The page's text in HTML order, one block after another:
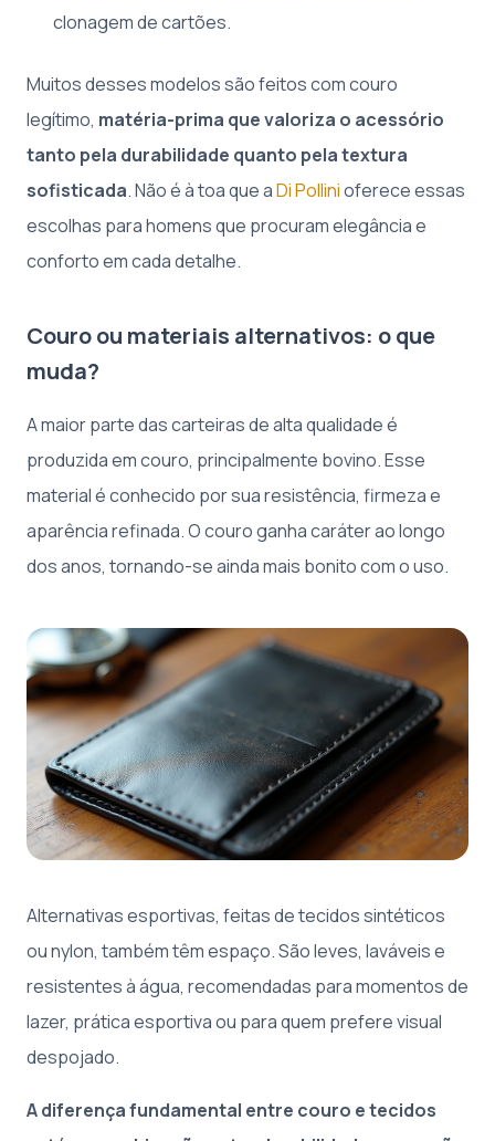
clonagem de cartões.
Muitos desses modelos são feitos com couro
legítimo, matéria-prima que valoriza o acessório
tanto pela durabilidade quanto pela textura
sofisticada. Não é à toa que aDi Pollinioferece essas
escolhas para homens que procuram elegância e
conforto em cada detalhe.
Couro ou materiais alternativos: o que
muda?
A maior parte das carteiras de alta qualidade é
produzida em couro, principalmente bovino. Esse
material é conhecido por sua resistência, firmeza e
aparência refinada. O couro ganha caráter ao longo
dos anos, tornando-se ainda mais bonito com o uso.
Alternativas esportivas, feitas de tecidos sintéticos
ou nylon, também têm espaço. São leves, laváveis e
resistentes à água, recomendadas para momentos de
lazer, prática esportiva ou para quem prefere visual
despojado.
A diferença fundamental entre couro e tecidos